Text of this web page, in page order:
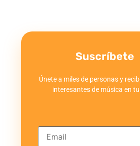
Suscríbete
Únete a miles de personas y
interesantes de música en